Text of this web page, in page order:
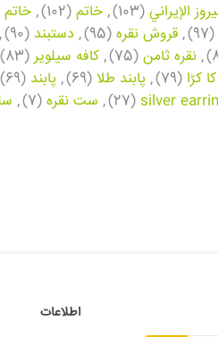
الإيراني (103)
, خاتم (102)
,
(97)
, قروش نقره (95)
, دستبند (90)
,
, نقره ثامن (75)
, کافه سیلویر (83)
کڑا (79)
, پابند طلا (69)
, پابند (69)
silver
(27)
, ست نقره (7)
,
اطلاعات